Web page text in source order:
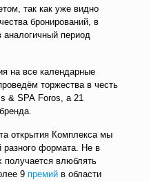
так как уже видно
бронирований, в
период
на все календарные
торжества в честь
& SPA Foros, а 21
открытия Комплекса мы
разного формата. Не в
влюблять
9 премийв области